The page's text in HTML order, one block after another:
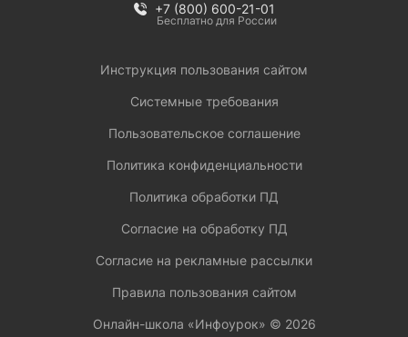
+7 (800) 600-21-01
Бесплатно для России
Инструкция пользования сайтом
Системные требования
Пользовательское соглашение
Политика конфиденциальности
Политика обработки ПД
Согласие на обработку ПД
Согласие на рекламные рассылки
Правила пользования сайтом
Онлайн-школа «Инфоурок» © 2026